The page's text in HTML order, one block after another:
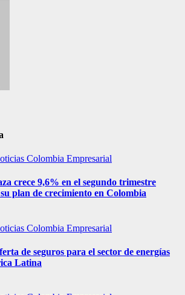
Colombia Empresarial
crece 9,6% en el segundo trimestre
plan de crecimiento en Colombia
Colombia Empresarial
de seguros para el sector de energías
Latina